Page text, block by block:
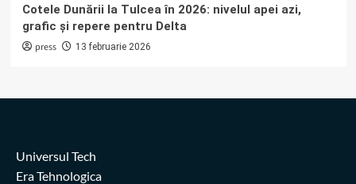
Cotele Dunării la Tulcea în 2026: nivelul apei azi,
grafic și repere pentru Delta
press 13 februarie 2026
Universul Tech
Era Tehnologica